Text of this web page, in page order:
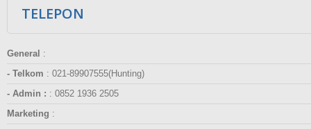
TELEPON
General :
- Telkom : 021-89907555(Hunting)
- Admin : : 0852 1936 2505
Marketing :